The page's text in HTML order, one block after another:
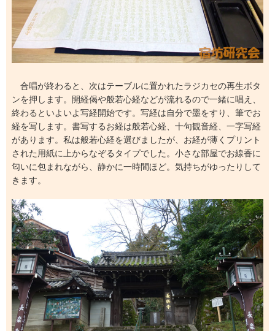
合唱が終わると、次はテーブルに置かれたラジカセの再生ボタ
ンを押します。開経偈や般若心経などが流れるので一緒に唱え、
終わるといよいよ写経開始です。写経は自分で墨をすり、筆でお
経を写します。書写するお経は般若心経、十句観音経、一字写経
があります。私は般若心経を選びましたが、お経が薄くプリント
された用紙に上からなぞるタイプでした。小さな部屋でお線香に
匂いに包まれながら、静かに一時間ほど。気持ちがゆったりして
きます。